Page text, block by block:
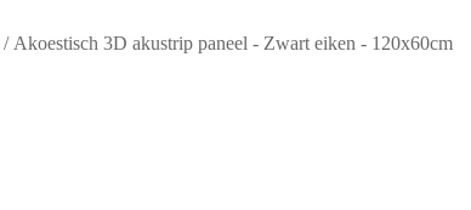
/ Akoestisch 3D akustrip paneel - Zwart eiken - 120x60cm